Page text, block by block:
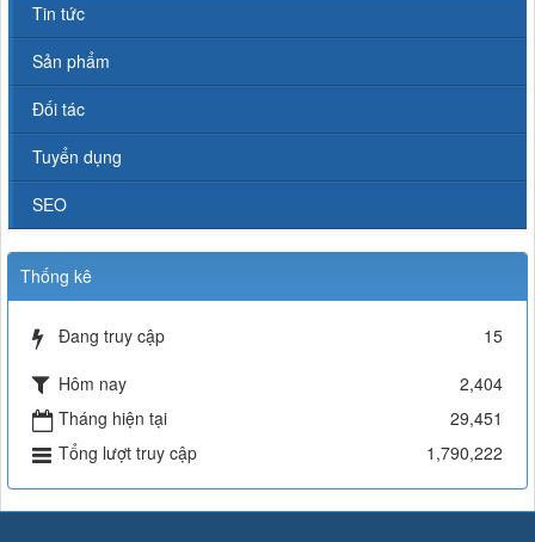
Tin tức
Sản phẩm
Đối tác
Tuyển dụng
SEO
Thống kê
Đang truy cập
15
Hôm nay
2,404
Tháng hiện tại
29,451
Tổng lượt truy cập
1,790,222